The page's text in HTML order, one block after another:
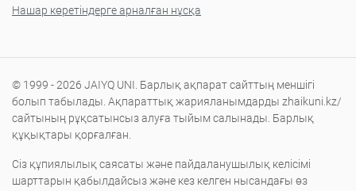
Нашар көретіндерге арналған нұсқа
© 1999 - 2026 JAIYQ UNI. Барлық ақпарат сайттың меншігі
болып табылады. Ақпараттық жарияланымдарды zhaikuni.kz/
сайтының рұқсатынсыз алуға тыйым салынады. Барлық
құқықтары қорғалған.
Сіз құпиялылық саясаты және пайдаланушылық келісімі
шарттарын қабылдайсыз және кез келген нысандағы өз